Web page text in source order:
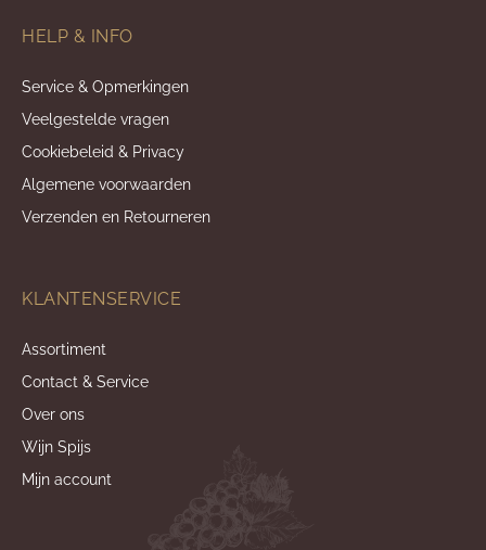
HELP & INFO
Service & Opmerkingen
Veelgestelde vragen
Cookiebeleid & Privacy
Algemene voorwaarden
Verzenden en Retourneren
KLANTENSERVICE
Assortiment
Contact & Service
Over ons
Wijn Spijs
Mijn account